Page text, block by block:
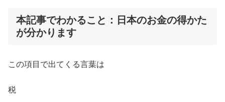
本記事でわかること：日本のお金の得かた
が分かります
この項目で出てくる言葉は
税